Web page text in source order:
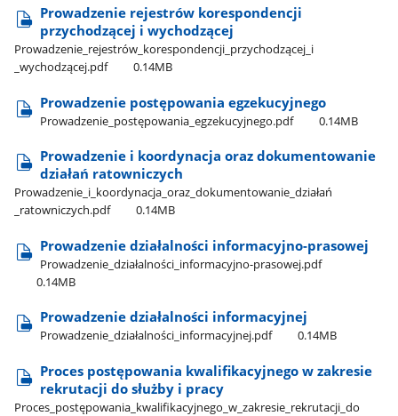
Prowadzenie rejestrów korespondencji
przychodzącej i wychodzącej
Prowadzenie​_rejestrów​_korespondencji​_przychodzącej​_i​
_wychodzącej.pdf
0.14MB
Prowadzenie postępowania egzekucyjnego
Prowadzenie​_postępowania​_egzekucyjnego.pdf 0.14MB
Prowadzenie i koordynacja oraz dokumentowanie
działań ratowniczych
Prowadzenie​_i​_koordynacja​_oraz​_dokumentowanie​_działań​
_ratowniczych.pdf
0.14MB
Prowadzenie działalności informacyjno-prasowej
Prowadzenie​_działalności​_informacyjno-prasowej.pdf
0.14MB
Prowadzenie działalności informacyjnej
Prowadzenie​_działalności​_informacyjnej.pdf 0.14MB
Proces postępowania kwalifikacyjnego w zakresie
rekrutacji do służby i pracy
Proces​_postępowania​_kwalifikacyjnego​_w​_zakresie​_rekrutacji​_do​